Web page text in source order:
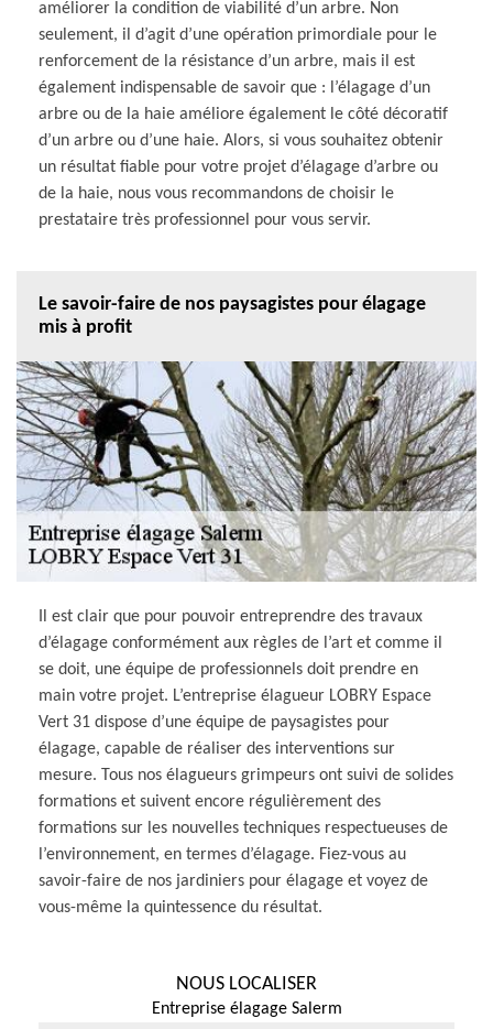
améliorer la condition de viabilité d’un arbre. Non
seulement, il d’agit d’une opération primordiale pour le
renforcement de la résistance d’un arbre, mais il est
également indispensable de savoir que : l’élagage d’un
arbre ou de la haie améliore également le côté décoratif
d’un arbre ou d’une haie. Alors, si vous souhaitez obtenir
un résultat fiable pour votre projet d’élagage d’arbre ou
de la haie, nous vous recommandons de choisir le
prestataire très professionnel pour vous servir.
Le savoir-faire de nos paysagistes pour élagage
mis à profit
Il est clair que pour pouvoir entreprendre des travaux
d’élagage conformément aux règles de l’art et comme il
se doit, une équipe de professionnels doit prendre en
main votre projet. L’entreprise élagueur LOBRY Espace
Vert 31 dispose d’une équipe de paysagistes pour
élagage, capable de réaliser des interventions sur
mesure. Tous nos élagueurs grimpeurs ont suivi de solides
formations et suivent encore régulièrement des
formations sur les nouvelles techniques respectueuses de
l’environnement, en termes d’élagage. Fiez-vous au
savoir-faire de nos jardiniers pour élagage et voyez de
vous-même la quintessence du résultat.
NOUS LOCALISER
Entreprise élagage Salerm